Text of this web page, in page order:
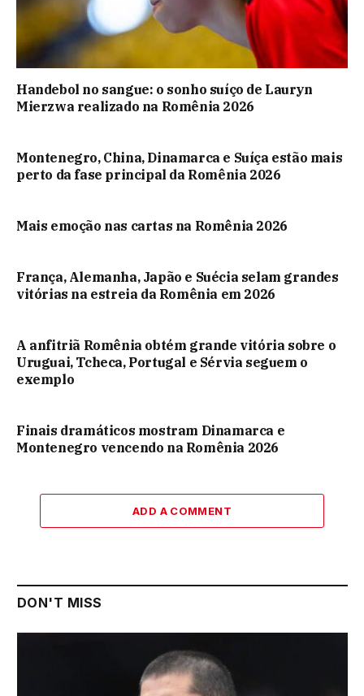
Handebol no sangue: o sonho suíço de Lauryn
Mierzwa realizado na Romênia 2026
Montenegro, China, Dinamarca e Suíça estão mais
perto da fase principal da Romênia 2026
Mais emoção nas cartas na Romênia 2026
França, Alemanha, Japão e Suécia selam grandes
vitórias na estreia da Romênia em 2026
A anfitriã Romênia obtém grande vitória sobre o
Uruguai, Tcheca, Portugal e Sérvia seguem o
exemplo
Finais dramáticos mostram Dinamarca e
Montenegro vencendo na Romênia 2026
ADD A COMMENT
DON'T MISS